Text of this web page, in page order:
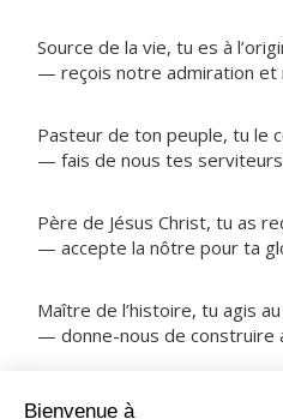
Source de la vie, tu es à
— reçois notre admiration et
Pasteur de ton peuple, tu le
— fais de nous tes serviteurs
Père de Jésus Christ, tu as
— accepte la nôtre pour ta
Maître de l’histoire, tu agis
— donne-nous de construire